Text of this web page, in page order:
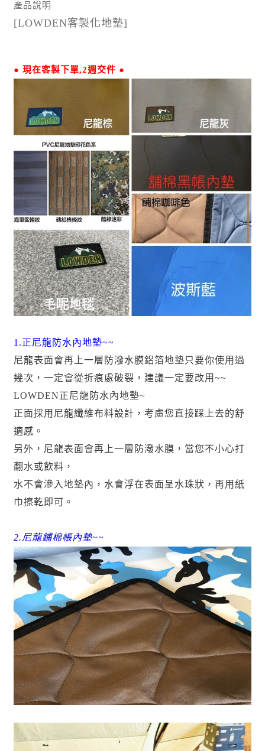
產品說明
[LOWDEN客製化地墊]​
● 現在客製下單,2週交件 ●
1.正尼龍防水內地墊~~
尼龍表面會再上一層防潑水膜鋁箔地墊只要你使用過
幾次，一定會從折痕處破裂，建議一定要改用~~
LOWDEN正尼龍防水內地墊~
正面採用尼龍纖維布料設計，考慮您直接踩上去的舒
適感。
另外，尼龍表面會再上一層防潑水膜，當您不小心打
翻水或飲料，
水不會滲入地墊內，水會浮在表面呈水珠狀，再用紙
巾擦乾即可。
2.尼龍鋪棉帳內墊~~